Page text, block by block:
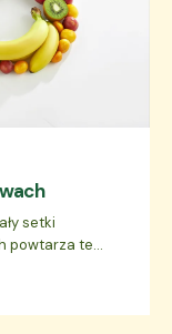
setki
powtarza te...